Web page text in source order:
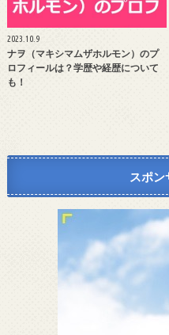
2023.10.9
ナヲ（マキシマムザホルモン）のプ
ロフィールは？学歴や経歴について
も！
スポン